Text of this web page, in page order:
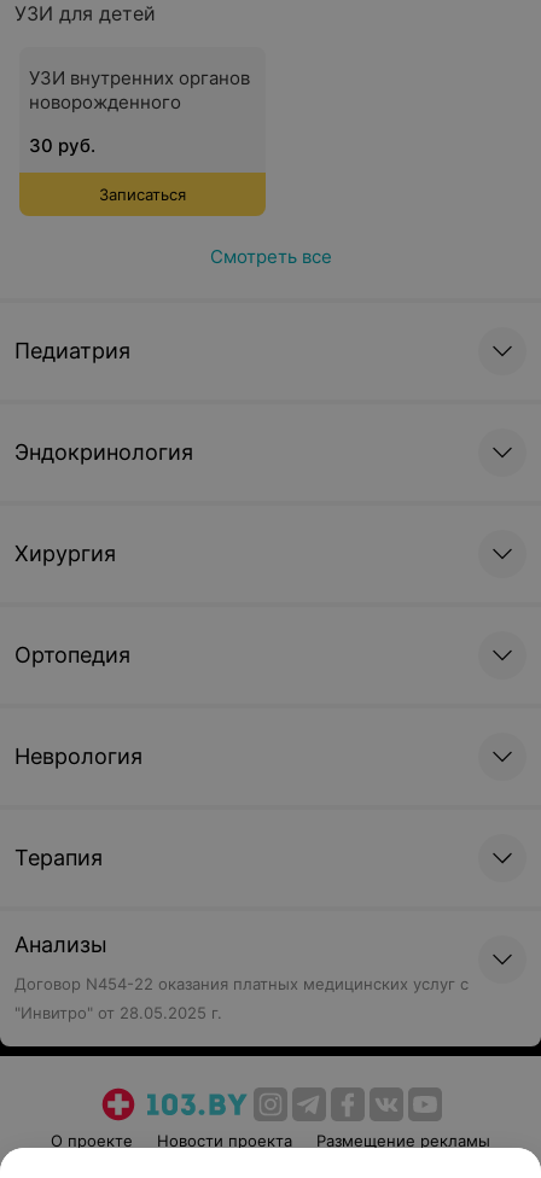
УЗИ для детей
УЗИ внутренних органов
новорожденного
30 руб.
Записаться
Смотреть все
Педиатрия
Эндокринология
Хирургия
Ортопедия
Неврология
Терапия
Анализы
Договор N454-22 оказания платных медицинских услуг с
"Инвитро" от 28.05.2025 г.
О проекте Новости проекта
Размещение рекламы